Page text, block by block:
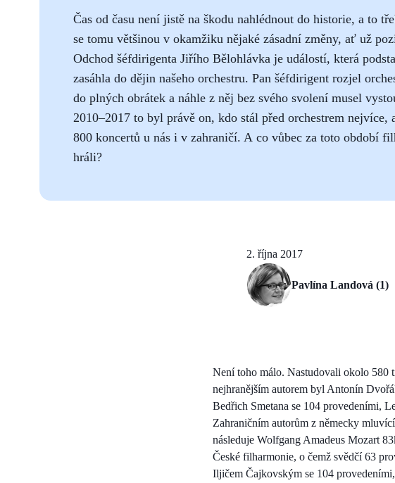
Čas od času není jistě na škodu nahlédnout do historie, a to
se tomu většinou v okamžiku nějaké zásadní změny, ať už
Odchod šéfdirigenta Jiřího Bělohlávka je událostí, která
zasáhla do dějin našeho orchestru. Pan šéfdirigent rozjel
do plných obrátek a náhle z něj bez svého svolení musel
2010–2017 to byl právě on, kdo stál před orchestrem nejvíce,
800 koncertů u nás i v zahraničí. A co vůbec za toto období
hráli?
2. října 2017
Pavlína Landová (1)
Není toho málo. Nastudovali okolo 580
nejhranějším autorem byl Antonín
Bedřich Smetana se 104 provedeními,
Zahraničním autorům z německy
následuje Wolfgang Amadeus Mozart
České filharmonie, o čemž svědčí 63
Iljičem Čajkovským se 104